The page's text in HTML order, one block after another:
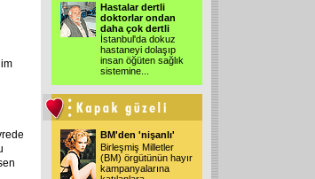
Hastalar dertli
doktorlar ondan
daha çok dertli
İstanbul'da dokuz
hastaneyi dolaşıp
insan öğüten sağlık
sistemine
BM'den 'nişanlı'
Birleşmiş Milletler
(BM) örgütünün hayır
kampanyalarına